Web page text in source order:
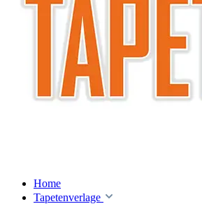
Home
Tapetenverlage